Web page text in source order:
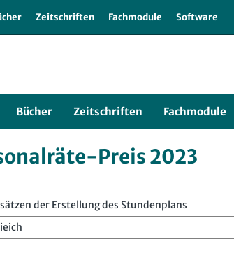
Bücher Zeitschriften Fachmodule
Zeitschriften Fachmodule Software
Preis 2023
der Erstellung des Stundenplans